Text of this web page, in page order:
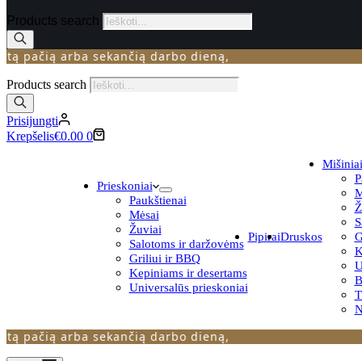
Products search
arba sekančią darbo dieną,
Products search
Prisijungti
Krepšelis€0.00 0
Prieskoniai
Paukštienai
Mėsai
Žuviai
Salotoms ir daržovėms
Griliui ir BBQ
Kepiniams ir desertams
Universalūs prieskoniai
PipiraiDruskos
Mišiniai
arba sekančią darbo dieną,